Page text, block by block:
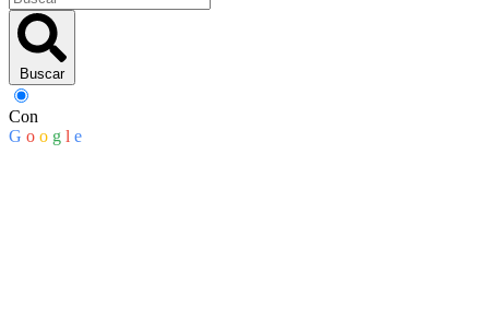
Buscar
Con
G o o g l e